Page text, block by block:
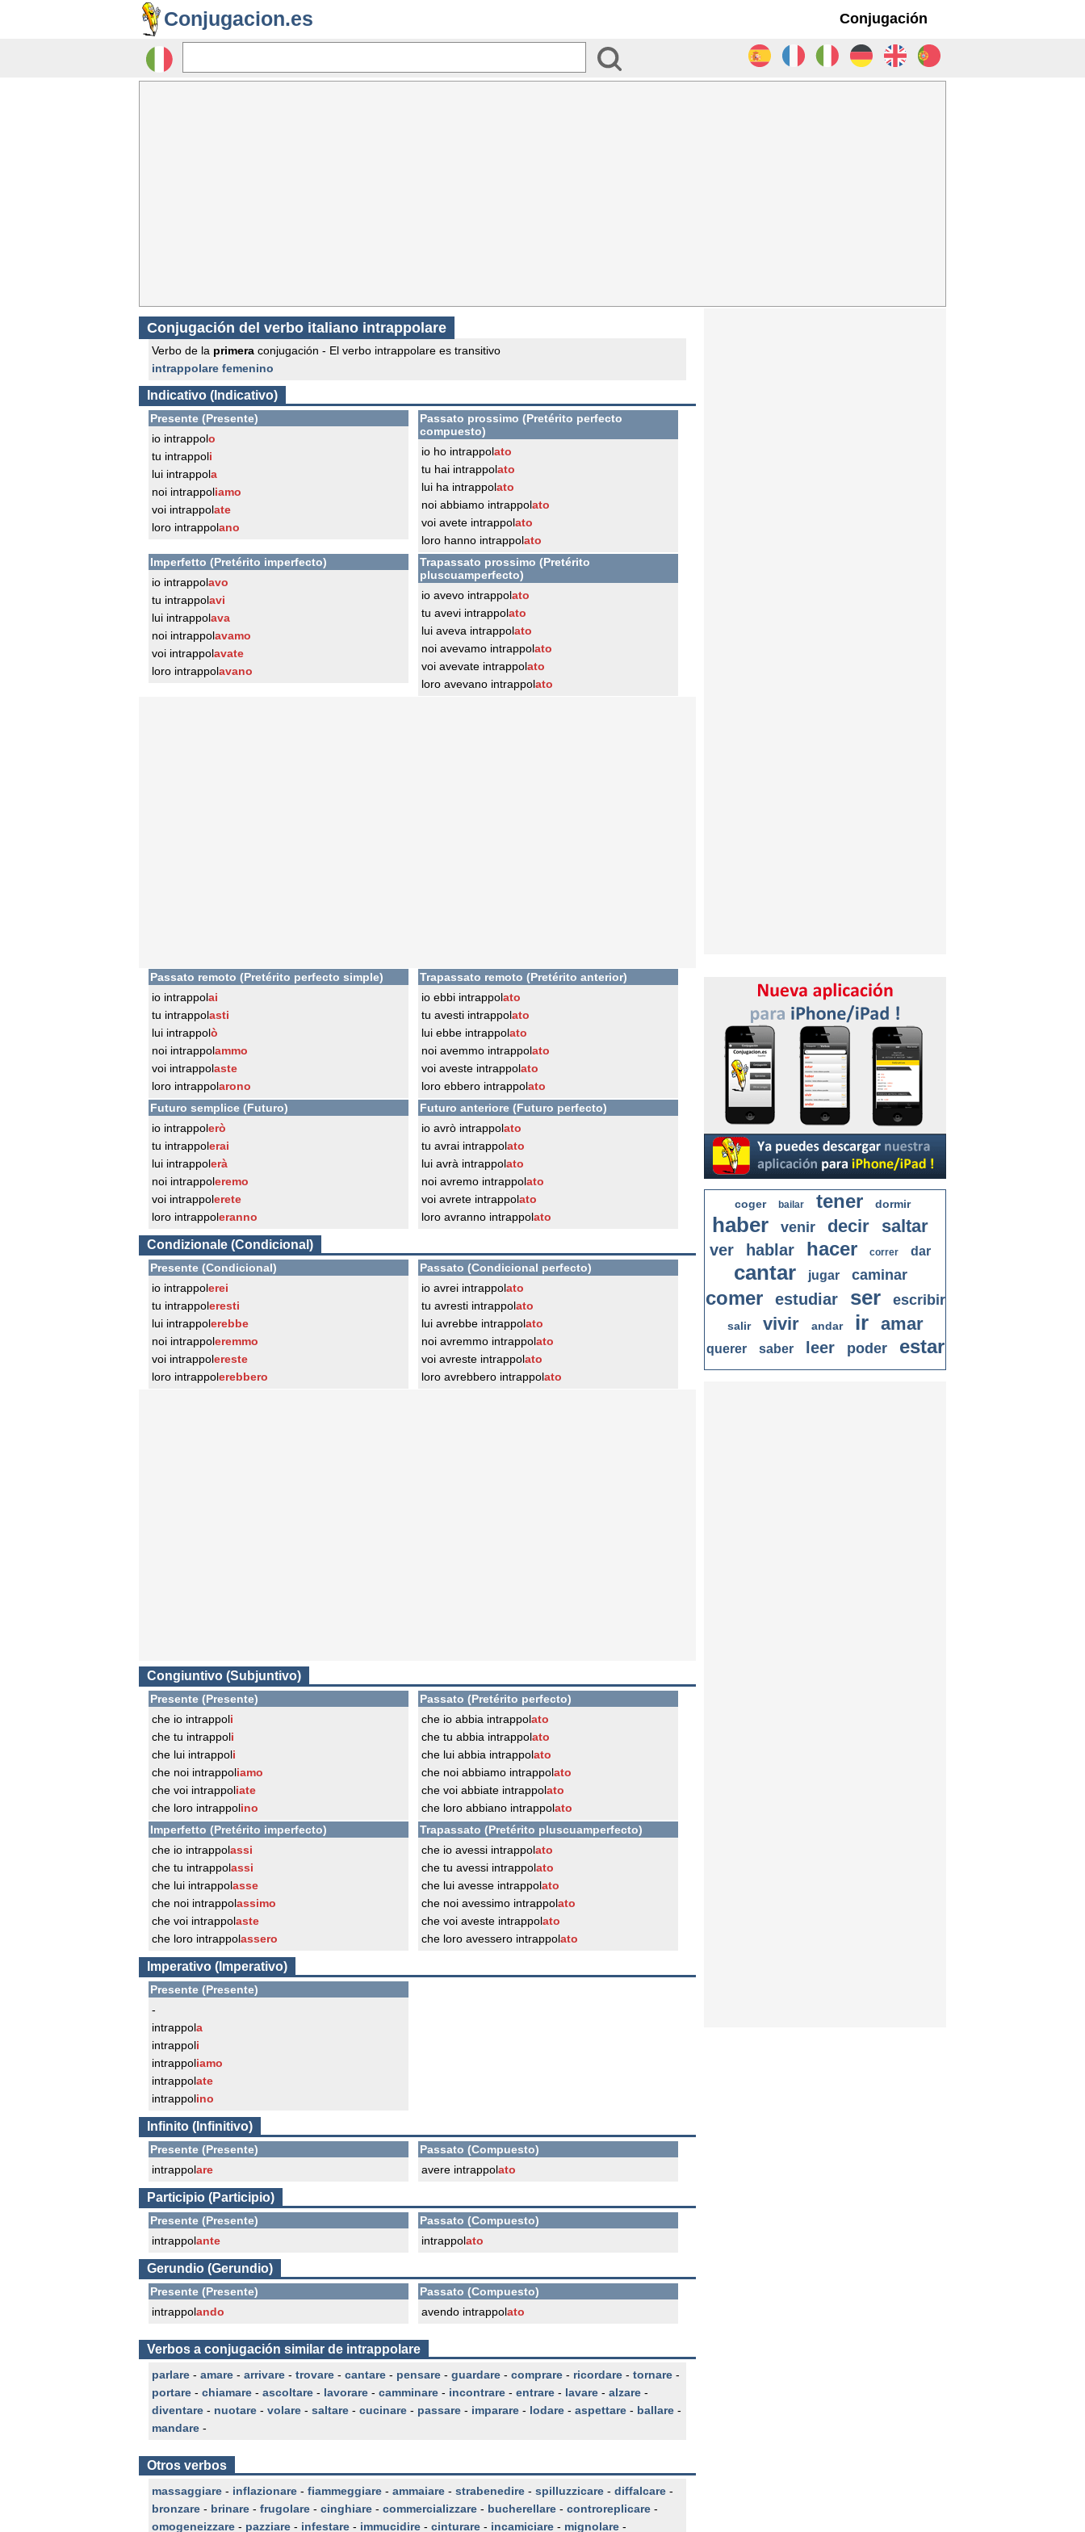
Conjugacion.es Conjugación
Conjugación del verbo italiano intrappolare
Verbo de la primera conjugación - El verbo intrappolare es transitivo
intrappolare femenino
Indicativo (Indicativo)
Presente (Presente)
io intrappolo
tu intrappoli
lui intrappola
noi intrappoliamo
voi intrappolate
loro intrappolano
Passato prossimo (Pretérito perfecto
compuesto)
io ho intrappolato
tu hai intrappolato
lui ha intrappolato
noi abbiamo intrappolato
voi avete intrappolato
loro hanno intrappolato
Imperfetto (Pretérito imperfecto)
io intrappolavo
tu intrappolavi
lui intrappolava
noi intrappolavamo
voi intrappolavate
loro intrappolavano
Trapassato prossimo (Pretérito
pluscuamperfecto)
io avevo intrappolato
tu avevi intrappolato
lui aveva intrappolato
noi avevamo intrappolato
voi avevate intrappolato
loro avevano intrappolato
Passato remoto (Pretérito perfecto simple)
io intrappolai
tu intrappolasti
lui intrappolò
noi intrappolammo
voi intrappolaste
loro intrappolarono
Trapassato remoto (Pretérito anterior)
io ebbi intrappolato
tu avesti intrappolato
lui ebbe intrappolato
noi avemmo intrappolato
voi aveste intrappolato
loro ebbero intrappolato
Futuro semplice (Futuro)
io intrappolerò
tu intrappolerai
lui intrappolerà
noi intrappoleremo
voi intrappolerete
loro intrappoleranno
Futuro anteriore (Futuro perfecto)
io avrò intrappolato
tu avrai intrappolato
lui avrà intrappolato
noi avremo intrappolato
voi avrete intrappolato
loro avranno intrappolato
Condizionale (Condicional)
Presente (Condicional)
io intrappolerei
tu intrappoleresti
lui intrappolerebbe
noi intrappoleremmo
voi intrappolereste
loro intrappolerebbero
Passato (Condicional perfecto)
io avrei intrappolato
tu avresti intrappolato
lui avrebbe intrappolato
noi avremmo intrappolato
voi avreste intrappolato
loro avrebbero intrappolato
Congiuntivo (Subjuntivo)
Presente (Presente)
che io intrappoli
che tu intrappoli
che lui intrappoli
che noi intrappoliamo
che voi intrappoliate
che loro intrappolino
Passato (Pretérito perfecto)
che io abbia intrappolato
che tu abbia intrappolato
che lui abbia intrappolato
che noi abbiamo intrappolato
che voi abbiate intrappolato
che loro abbiano intrappolato
Imperfetto (Pretérito imperfecto)
che io intrappolassi
che tu intrappolassi
che lui intrappolasse
che noi intrappolassimo
che voi intrappolaste
che loro intrappolassero
Trapassato (Pretérito pluscuamperfecto)
che io avessi intrappolato
che tu avessi intrappolato
che lui avesse intrappolato
che noi avessimo intrappolato
che voi aveste intrappolato
che loro avessero intrappolato
Imperativo (Imperativo)
Presente (Presente)
-
intrappola
intrappoli
intrappoliamo
intrappolate
intrappolino
Infinito (Infinitivo)
Presente (Presente)
intrappolare
Passato (Compuesto)
avere intrappolato
Participio (Participio)
Presente (Presente)
intrappolante
Passato (Compuesto)
intrappolato
Gerundio (Gerundio)
Presente (Presente)
intrappolando
Passato (Compuesto)
avendo intrappolato
Verbos a conjugación similar de intrappolare
parlare - amare - arrivare - trovare - cantare - pensare - guardare - comprare - ricordare - tornare -
portare - chiamare - ascoltare - lavorare - camminare - incontrare - entrare - lavare - alzare -
diventare - nuotare - volare - saltare - cucinare - passare - imparare - lodare - aspettare - ballare -
mandare -
Otros verbos
massaggiare - inflazionare - fiammeggiare - ammaiare - strabenedire - spilluzzicare - diffalcare -
bronzare - brinare - frugolare - cinghiare - commercializzare - bucherellare - controreplicare -
omogeneizzare - pazziare - infestare - immucidire - cinturare - incamiciare - mignolare -
coger bailar tener dormir
haber venir decir saltar
ver hablar hacer correr dar
cantar jugar caminar
comer estudiar ser escribir
salir vivir andar ir amar
querer saber leer poder estar